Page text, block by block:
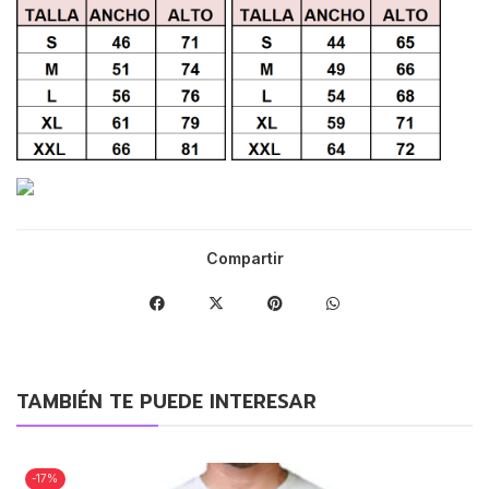
Compartir
TAMBIÉN TE PUEDE INTERESAR
-17%